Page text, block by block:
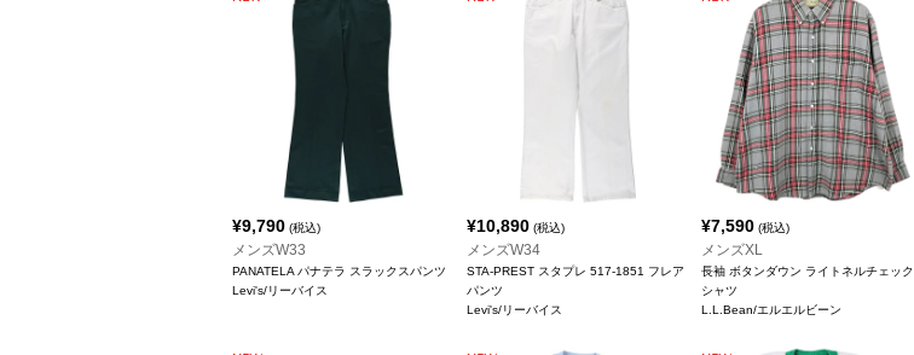
¥9,790 (税込)
メンズW33
PANATELA パナテラ スラックスパンツ
Levi's/リーバイス
¥10,890 (税込)
メンズW34
STA-PREST スタプレ 517-1851 フレア
パンツ
Levi's/リーバイス
¥7,590 (税込)
メンズXL
長袖 ボタンダウン ライトネルチェック
シャツ
L.L.Bean/エルエルビーン